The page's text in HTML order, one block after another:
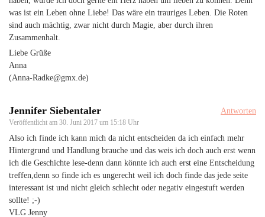
was ist ein Leben ohne Liebe! Das wäre ein trauriges Leben. Die Roten
sind auch mächtig, zwar nicht durch Magie, aber durch ihren
Zusammenhalt.
Liebe Grüße
Anna
(Anna-Radke@gmx.de)
Jennifer Siebentaler
Veröffentlicht am 30. Juni 2017 um 15:18 Uhr
Antworten
Also ich finde ich kann mich da nicht entscheiden da ich einfach mehr
Hintergrund und Handlung brauche und das weis ich doch auch erst wenn
ich die Geschichte lese-denn dann könnte ich auch erst eine Entscheidung
treffen,denn so finde ich es ungerecht weil ich doch finde das jede seite
interessant ist und nicht gleich schlecht oder negativ eingestuft werden
sollte! ;-)
VLG Jenny